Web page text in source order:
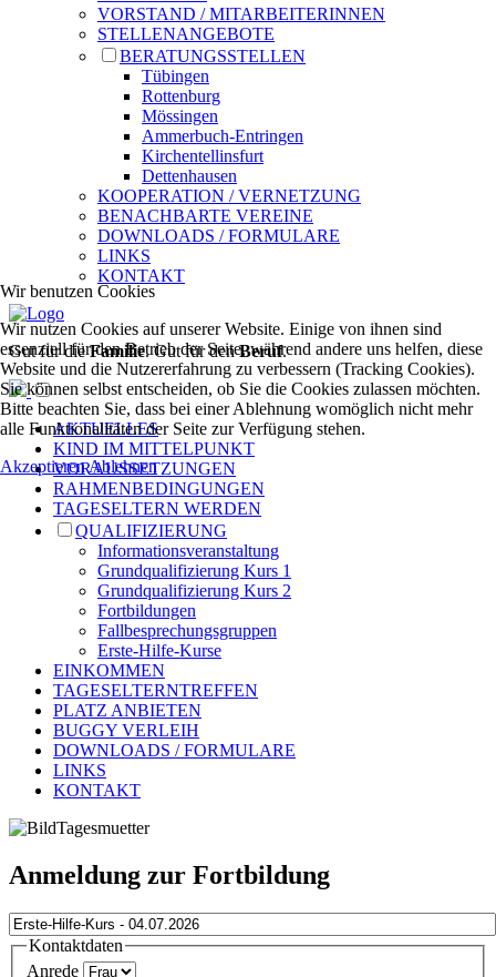
VORSTAND / MITARBEITERINNEN
STELLENANGEBOTE
BERATUNGSSTELLEN
Tübingen
Rottenburg
Mössingen
Ammerbuch-Entringen
Kirchentellinsfurt
Dettenhausen
KOOPERATION / VERNETZUNG
BENACHBARTE VEREINE
DOWNLOADS / FORMULARE
LINKS
KONTAKT
Gut für dieFamilie. Gut für denBeruf.
AKTUELLES
KIND IM MITTELPUNKT
VORAUSSETZUNGEN
RAHMENBEDINGUNGEN
TAGESELTERN WERDEN
QUALIFIZIERUNG
Informationsveranstaltung
Grundqualifizierung Kurs 1
Grundqualifizierung Kurs 2
Fortbildungen
Fallbesprechungsgruppen
Erste-Hilfe-Kurse
EINKOMMEN
TAGESELTERNTREFFEN
PLATZ ANBIETEN
BUGGY VERLEIH
DOWNLOADS / FORMULARE
LINKS
KONTAKT
Anmeldung zur Fortbildung
Kontaktdaten
Anrede
Wir benutzen Cookies
Wir nutzen Cookies auf unserer Website. Einige von ihnen sind
essenziell für den Betrieb der Seite, während andere uns helfen, diese
Website und die Nutzererfahrung zu verbessern (Tracking Cookies).
Sie können selbst entscheiden, ob Sie die Cookies zulassen möchten.
Bitte beachten Sie, dass bei einer Ablehnung womöglich nicht mehr
alle Funktionalitäten der Seite zur Verfügung stehen.
AkzeptierenAblehnen